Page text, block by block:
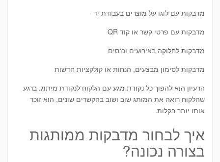
מדבקות עם לוגו על מוצרים בעבודת יד
מדבקות עם פרטי קשר או קוד QR
מדבקות לחלוקה באירועים וכנסים
מדבקות לסימון מבצעים, הנחות או קולקציות חדשות
הרעיון הוא להפוך כל נקודת מגע עם הלקוח לנקודת מיתוג. ברגע
שהלקוח רואה את המותג שוב ושוב בהקשרים שונים, הוא זוכר
אותו יותר בקלות.
איך לבחור מדבקות ממותגות
בצורה נכונה?